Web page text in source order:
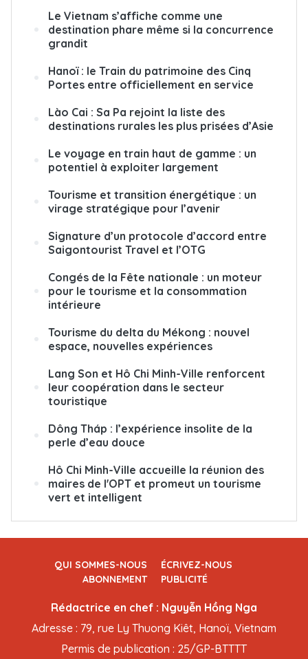
Le Vietnam s’affiche comme une
destination phare même si la concurrence
grandit
Hanoï : le Train du patrimoine des Cinq
Portes entre officiellement en service
Lào Cai : Sa Pa rejoint la liste des
destinations rurales les plus prisées d’Asie
Le voyage en train haut de gamme : un
potentiel à exploiter largement
Tourisme et transition énergétique : un
virage stratégique pour l’avenir
Signature d’un protocole d’accord entre
Saigontourist Travel et l’OTG
Congés de la Fête nationale : un moteur
pour le tourisme et la consommation
intérieure
Tourisme du delta du Mékong : nouvel
espace, nouvelles expériences
Lang Son et Hô Chi Minh-Ville renforcent
leur coopération dans le secteur
touristique
Dông Tháp : l’expérience insolite de la
perle d’eau douce
Hô Chi Minh-Ville accueille la réunion des
maires de l'OPT et promeut un tourisme
vert et intelligent
QUI SOMMES-NOUS
ÉCRIVEZ-NOUS
ABONNEMENT
PUBLICITÉ
Rédactrice en chef : Nguyễn Hồng Nga
Adresse : 79, rue Ly Thuong Kiêt, Hanoï, Vietnam
Permis de publication : 25/GP-BTTTT